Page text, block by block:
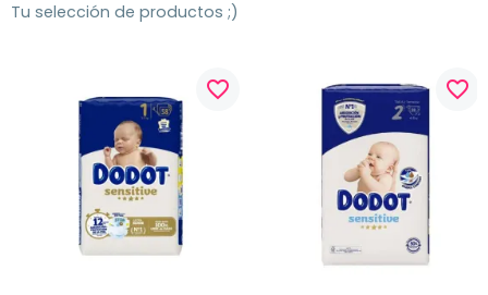
Tu selección de productos ;)
favorite_border favorite_border